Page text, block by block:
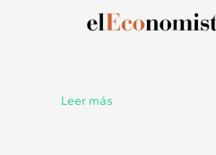
Leer más